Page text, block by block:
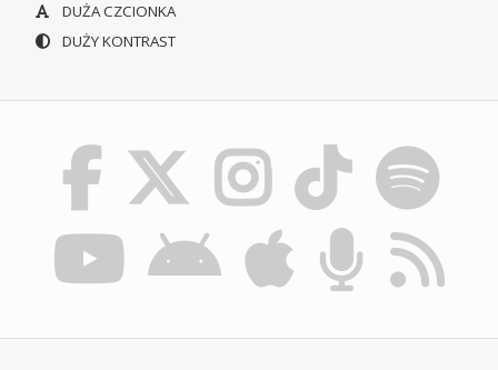
DUŻA CZCIONKA
DUŻY KONTRAST